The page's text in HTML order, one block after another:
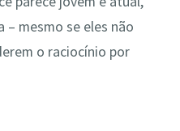
– mesmo se eles não
o raciocínio por